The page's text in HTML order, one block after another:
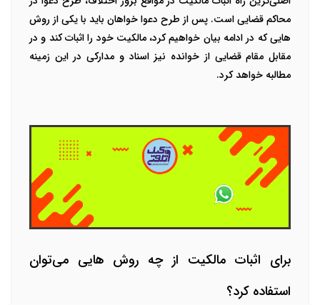
محاکم قضایی است. پس از طرح دعوا خواهان باید با یکی از روش
هایی که در ادامه بیان خواهیم کرد، مالکیت خود را اثبات کند و در
مقابل مقام قضایی از خوانده نیز اسناد و مدارکی در این زمینه
مطالبه خواهد کرد.
برای اثبات مالکیت از چه روش هایی می‌توان
استفاده کرد؟